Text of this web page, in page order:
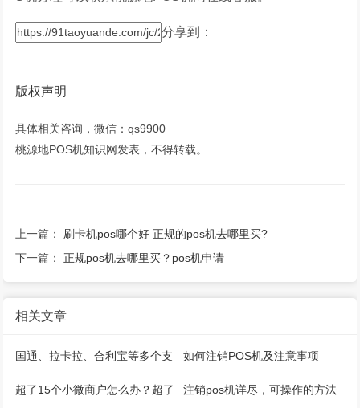
分享到：
版权声明
具体相关咨询，微信：qs9900
桃源地POS机知识网发表，不得转载。
上一篇： 刷卡机pos哪个好 正规的pos机去哪里买?
下一篇：正规pos机去哪里买？pos机申请
相关文章
国通、拉卡拉、合利宝等多个支
付公司推出微智能pos机
如何注销POS机及注意事项
超了15个小微商户怎么办？超了
注销pos机详尽，可操作的方法